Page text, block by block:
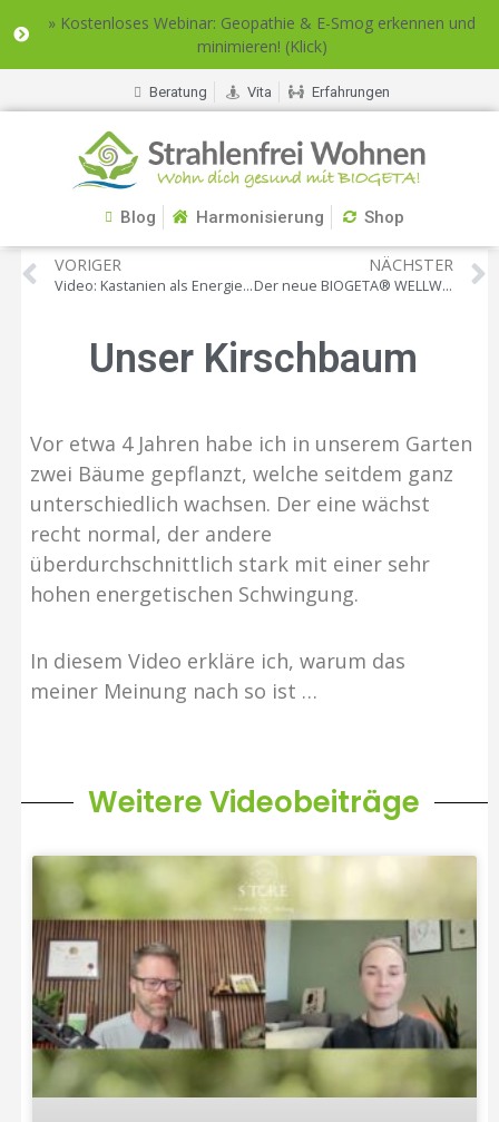
» Kostenloses Webinar: Geopathie & E-Smog erkennen und
minimieren! (Klick)
Beratung Vita Erfahrungen
Blog Harmonisierung Shop
VORIGER
Video: Kastanien als Energieverstärker
NÄCHSTER
Der neue BIOGETA® WELLWATER
Unser Kirschbaum
Vor etwa 4 Jahren habe ich in unserem Garten
zwei Bäume gepflanzt, welche seitdem ganz
unterschiedlich wachsen. Der eine wächst
recht normal, der andere
überdurchschnittlich stark mit einer sehr
hohen energetischen Schwingung.
In diesem Video erkläre ich, warum das
meiner Meinung nach so ist …
Weitere Videobeiträge